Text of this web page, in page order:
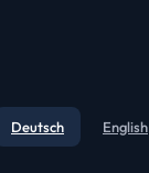
Deutsch English